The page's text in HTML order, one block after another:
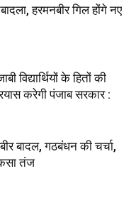
हरमनबीर गिल होंगे नए
विद्यार्थियों के हितों की
करेगी पंजाब सरकार :
बादल, गठबंधन की चर्चा,
तंज